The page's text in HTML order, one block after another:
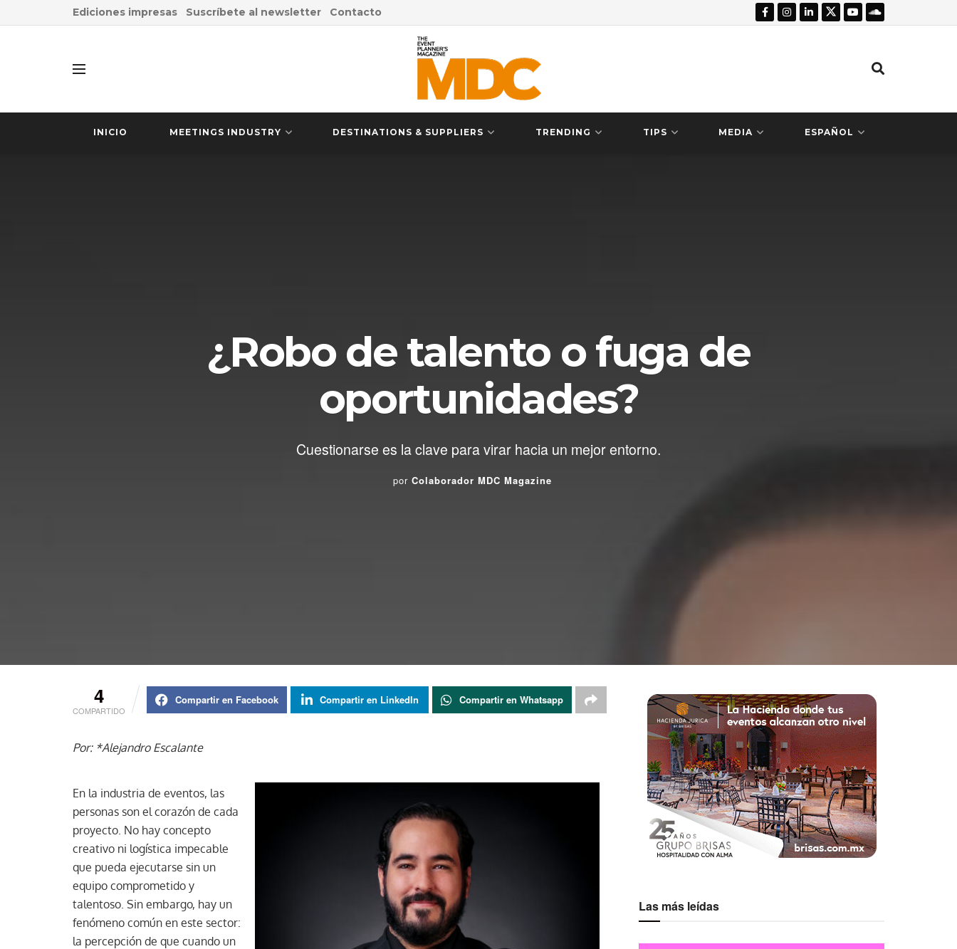
Ediciones impresas Suscríbete al newsletter Contacto
INICIO MEETINGS INDUSTRY DESTINATIONS & SUPPLIERS TRENDING TIPS MEDIA ESPAÑOL
¿Robo de talento o fuga de
oportunidades?
Cuestionarse es la clave para virar hacia un mejor entorno.
por Colaborador MDC Magazine
4
COMPARTIDO
Compartir en Facebook Compartir en LinkedIn Compartir en Whatsapp
Por: *Alejandro Escalante
En la industria de eventos, las
personas son el corazón de cada
proyecto. No hay concepto
creativo ni logística impecable
que pueda ejecutarse sin un
equipo comprometido y
talentoso. Sin embargo, hay un
fenómeno común en este sector:
la percepción de que cuando un
Las más leídas